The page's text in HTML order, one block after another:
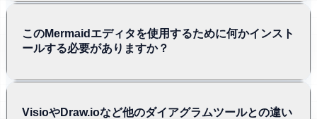
このMermaidエディタを使用するために何かインスト
ールする必要がありますか？
VisioやDraw.ioなど他のダイアグラムツールとの違い